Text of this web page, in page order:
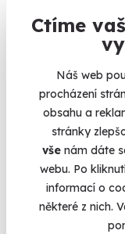
Ctíme
Náš web
procházení
obsahu a
stránky
vše nám dáte
webu. Po
informací o
některé z nich.
Jízda v Dodge
Zelenočerný
Plačice (okres
(+ 6 dalších